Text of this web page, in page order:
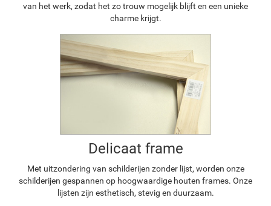
van het werk, zodat het zo trouw mogelijk blijft en een unieke
charme krijgt.
Delicaat frame
Met uitzondering van schilderijen zonder lijst, worden onze
schilderijen gespannen op hoogwaardige houten frames. Onze
lijsten zijn esthetisch, stevig en duurzaam.